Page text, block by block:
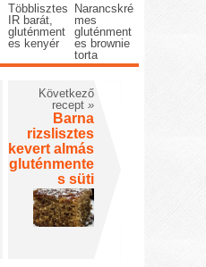
Többlisztes
IR barát,
gluténment
es kenyér
Narancskré
mes
gluténment
es brownie
torta
Következő
recept »
Barna
rizslisztes
kevert almás
gluténmente
s süti